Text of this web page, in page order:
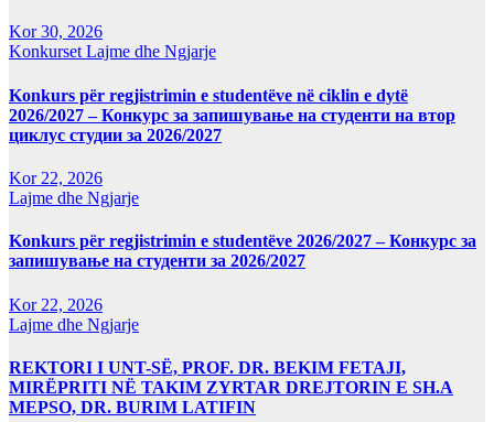
Kor 30, 2026
KonkursetLajme dhe Ngjarje
Konkurs për regjistrimin e studentëve në ciklin e dytë
2026/2027 – Конкурс за запишување на студенти на втор
циклус студии за 2026/2027
Kor 22, 2026
Lajme dhe Ngjarje
Konkurs për regjistrimin e studentëve 2026/2027 – Конкурс за
запишување на студенти за 2026/2027
Kor 22, 2026
Lajme dhe Ngjarje
REKTORI I UNT-SË, PROF. DR. BEKIM FETAJI,
MIRËPRITI NË TAKIM ZYRTAR DREJTORIN E SH.A
MEPSO, DR. BURIM LATIFIN